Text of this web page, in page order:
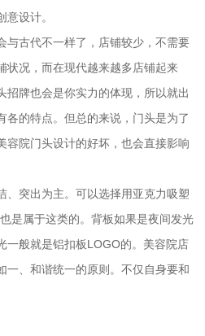
设计。
古代不一样了，店铺较少，不需要
状况，而在现代越来越多店铺起来
招牌也会是你实力的体现，所以就出
各的特点。但总的来说，门头是为了
容院门头设计的好坏，也会直接影响
突出为主。可以选择用亚克力吸塑
是属于这类的。背板如果是夜间发光
一般就是铝扣板LOGO的。美容院店
一、和谐统一的原则。不仅自身要和